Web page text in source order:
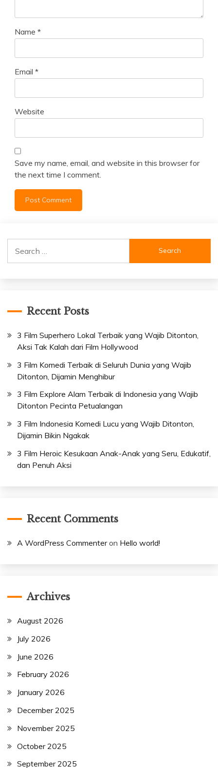
Name *
Email *
Website
Save my name, email, and website in this browser for
the next time I comment.
for:
Recent Posts
3 Film Superhero Lokal Terbaik yang Wajib Ditonton,
Aksi Tak Kalah dari Film Hollywood
3 Film Komedi Terbaik di Seluruh Dunia yang Wajib
Ditonton, Dijamin Menghibur
3 Film Explore Alam Terbaik di Indonesia yang Wajib
Ditonton Pecinta Petualangan
3 Film Indonesia Komedi Lucu yang Wajib Ditonton,
Dijamin Bikin Ngakak
3 Film Heroic Kesukaan Anak-Anak yang Seru, Edukatif,
dan Penuh Aksi
Recent Comments
A WordPress Commenteron Hello world!
Archives
August 2026
July 2026
June 2026
February 2026
January 2026
December 2025
November 2025
October 2025
September 2025